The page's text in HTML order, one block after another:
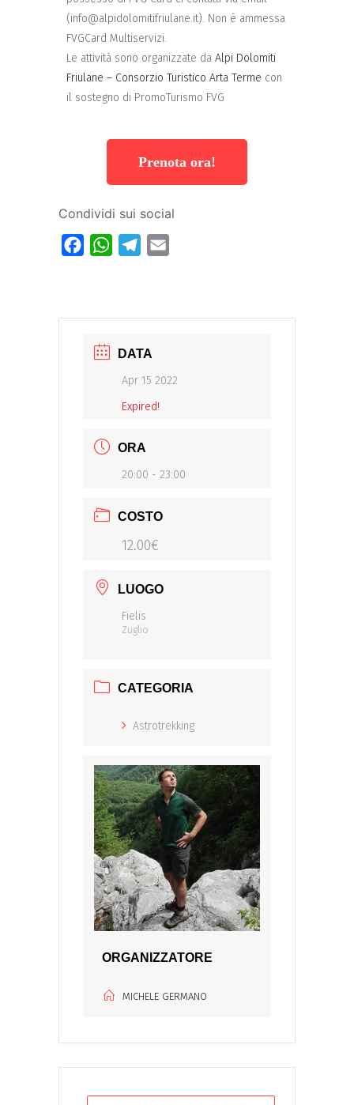
(info@alpidolomitifriulane.it). Non è ammessa
FVGCard Multiservizi.
Le attività sono organizzate da Alpi Dolomiti
Friulane – Consorzio Turistico Arta Terme con
il sostegno di PromoTurismo FVG
Prenota ora!
Condividi sui social
FacebookWhatsAppTelegram
DATA
Apr 15 2022
Expired!
ORA
20:00 - 23:00
COSTO
12.00€
LUOGO
Fielis
Zuglio
CATEGORIA
Astrotrekking
ORGANIZZATORE
MICHELE GERMANO